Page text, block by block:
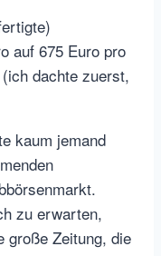
auf 675 Euro pro
dachte zuerst,
kaum jemand
zu erwarten,
große Zeitung, die